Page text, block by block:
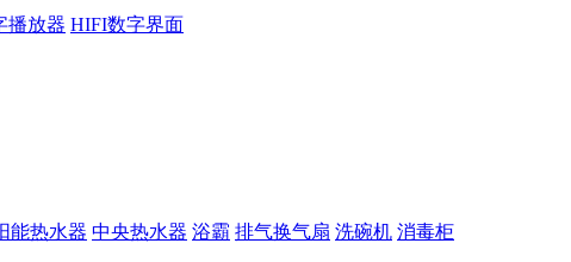
播放器 HIFI数字界面
能热水器 中央热水器 浴霸 排气换气扇 洗碗机 消毒柜